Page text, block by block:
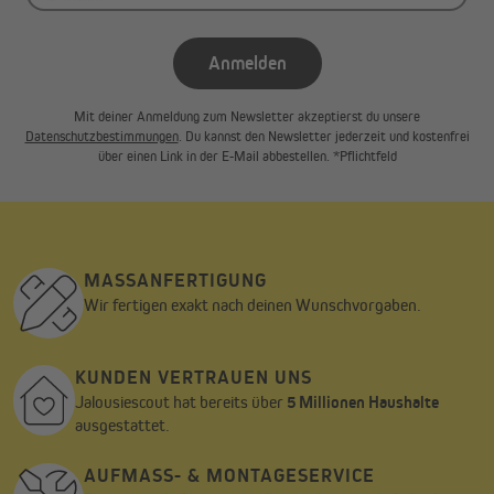
Die Premium Sichtschutzmatten sind in einer Höhe von 80
bis 200 cm und in unterschiedlichen Breiten erhältlich.
Wird eine größere Breite benötigt, können die einzelnen
Matten mit Kabelbindern verbunden werden.
Mit der Sichtschutzmatte aus Bambus ist leichte Pflege
Anmelden
Mit deiner Anmeldung zum Newsletter akzeptierst du unsere
Datenschutzbestimmungen. Du kannst den Newsletter jederzeit und kostenfrei
über einen Link in der E-Mail abbestellen. *Pflichtfeld
MASSANFERTIGUNG
Wir fertigen exakt nach deinen Wunschvorgaben.
KUNDEN VERTRAUEN UNS
Jalousiescout hat bereits über 5 Millionen Haushalte
ausgestattet.
AUFMASS- & MONTAGESERVICE